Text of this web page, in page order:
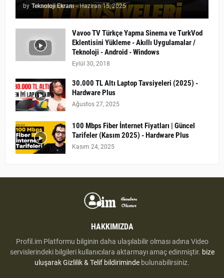
by Teknoloji Ekranı - Haziran 15, 2025
Vavoo TV Türkçe Yapma Sinema ve TurkVod
Eklentisini Yükleme - Akıllı Uygulamalar /
Teknoloji - Android - Windows
Eylül 30, 2018
30.000 TL Altı Laptop Tavsiyeleri (2025) -
Hardware Plus
Ağustos 27, 2025
100 Mbps Fiber İnternet Fiyatları | Güncel
Tarifeler (Kasım 2025) - Hardware Plus
Kasım 24, 2025
HAKKIMIZDA
Profil.im Platformu bilginin daha ulaşılabilir olması adına Video
servislerindeki bilgileri kullanıcılara aktarmayı amaç edinmiştir. bize
uluşarakGizlilik & Telif bildiriminde bulunabilirsiniz.